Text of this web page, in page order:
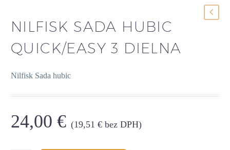
NILFISK SADA HUBIC
QUICK/EASY 3 DIELNA
Nilfisk Sada hubic
24,00 € (19,51 € bez DPH)